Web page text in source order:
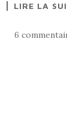
LIRE LA
6